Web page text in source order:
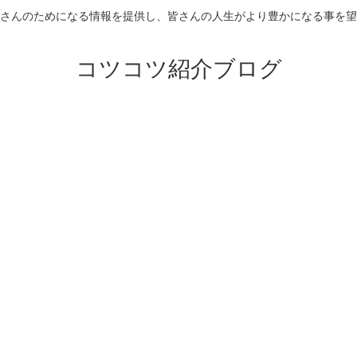
んのためになる情報を提供し、皆さんの人生がより豊かになる事を
コツコツ紹介ブログ